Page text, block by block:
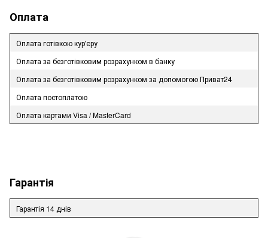
Оплата
Оплата готівкою кур'єру
Оплата за безготівковим розрахунком в банку
Оплата за безготівковим розрахунком за допомогою Приват24
Оплата постоплатою
Оплата картами Visa / MasterCard
Гарантія
Гарантія 14 днів